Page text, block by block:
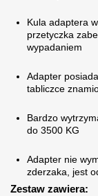
Kula adaptera
przetyczka
wypadaniem
Adapter
tabliczce
Bardzo
do 3500 KG
Adapter nie
zderzaka, jest
Zestaw zawiera: